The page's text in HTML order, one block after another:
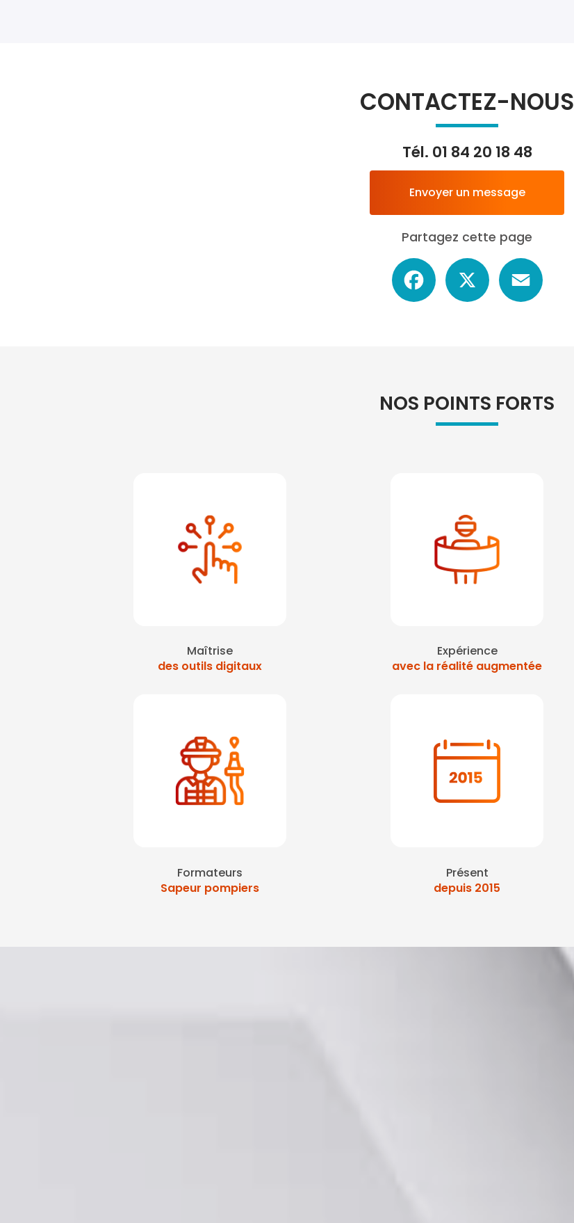
CONTACTEZ-NOUS
Tél. 01 84 20 18 48
Envoyer un message
Partagez cette page
Facebook
NOS POINTS FORTS
Maîtrise
des outils digitaux
Expérience
avec la réalité augmentée
Formateurs
Sapeur pompiers
Présent
depuis 2015